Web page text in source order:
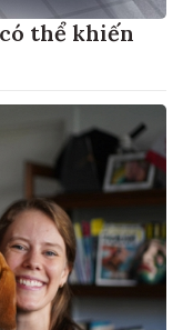
thể khiến